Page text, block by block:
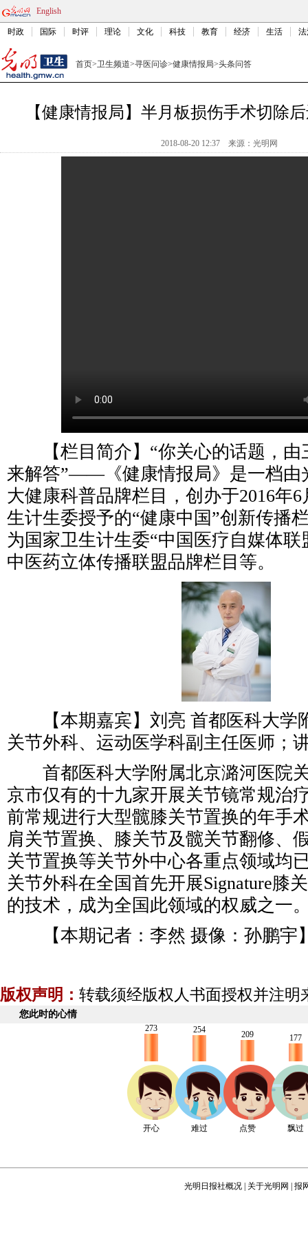
English
时政 国际 时评 理论 文化 科技 教育 经济 生活
首页>卫生频道>寻医问诊>健康情报局>头条问答
【健康情报局】半月板损伤手术切除
2018-08-20 12:37 来源：光明网
【栏目简介】“你关心的话题，由
来解答”——《健康情报局》是一档由
大健康科普品牌栏目，创办于2016年
生计生委授予的“健康中国”创新传播
为国家卫生计生委“中国医疗自媒体联
中医药立体传播联盟品牌栏目等。
【本期嘉宾】刘亮 首都医科大学
关节外科、运动医学科副主任医师；
首都医科大学附属北京潞河医院
京市仅有的十九家开展关节镜常规治
前常规进行大型髋膝关节置换的年手
肩关节置换、膝关节及髋关节翻修、
关节置换等关节外中心各重点领域均
关节外科在全国首先开展Signature膝
的技术，成为全国此领域的权威之一
【本期记者：李然 摄像：孙鹏宇
版权声明： 转载须经版权人书面授权并注明
您此时的心情
273
开心
254
难过
209
点赞
177
飘过
光明日报社概况 关于光明网 报